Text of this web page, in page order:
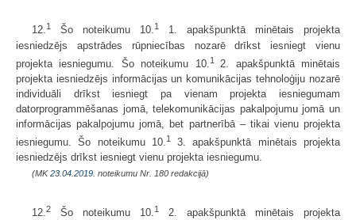
12.1 Šo noteikumu 10.1
1. apakšpunktā minētais projekta
iesniedzējs apstrādes rūpniecības nozarē drīkst iesniegt vienu
projekta iesniegumu. Šo noteikumu 10.1 2. apakšpunktā minētais
projekta iesniedzējs informācijas un komunikācijas tehnoloģiju nozarē
individuāli drīkst iesniegt pa vienam projekta iesniegumam
datorprogrammēšanas jomā, telekomunikācijas pakalpojumu jomā un
informācijas pakalpojumu jomā, bet partnerībā – tikai vienu projekta
iesniegumu. Šo noteikumu 10.1 3. apakšpunktā minētais projekta
iesniedzējs drīkst iesniegt vienu projekta iesniegumu.
(MK23.04.2019. noteikumu Nr. 180 redakcijā)
12.2 Šo noteikumu 10.1 2. apakšpunktā minētais projekta